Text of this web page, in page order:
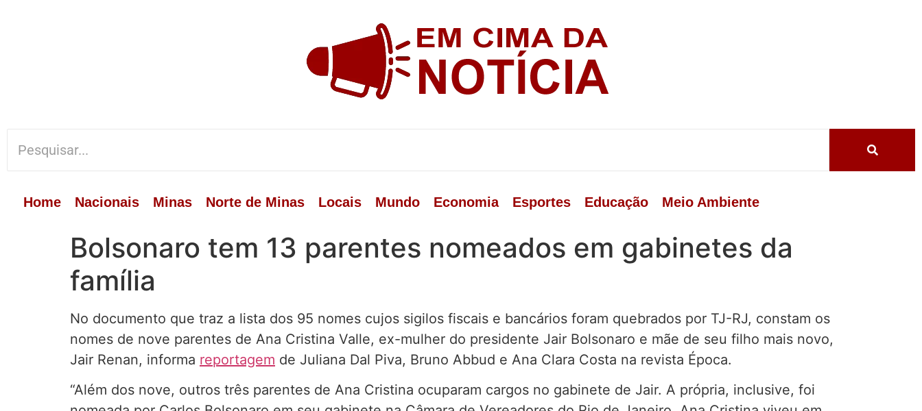
Home Nacionais Minas Norte de Minas Locais Mundo Economia Esportes Educação Meio Ambiente
Bolsonaro tem 13 parentes nomeados em gabinetes da
família
No documento que traz a lista dos 95 nomes cujos sigilos fiscais e bancários foram quebrados por TJ-RJ, constam os
nomes de nove parentes de Ana Cristina Valle, ex-mulher do presidente Jair Bolsonaro e mãe de seu filho mais novo,
Jair Renan, informa reportagem de Juliana Dal Piva, Bruno Abbud e Ana Clara Costa na revista Época.
“Além dos nove, outros três parentes de Ana Cristina ocuparam cargos no gabinete de Jair. A própria, inclusive, foi